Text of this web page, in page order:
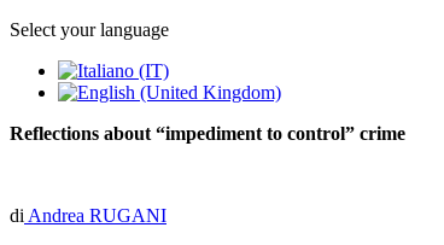
Select your language
Reflections about “impediment to control” crime
di Andrea RUGANI